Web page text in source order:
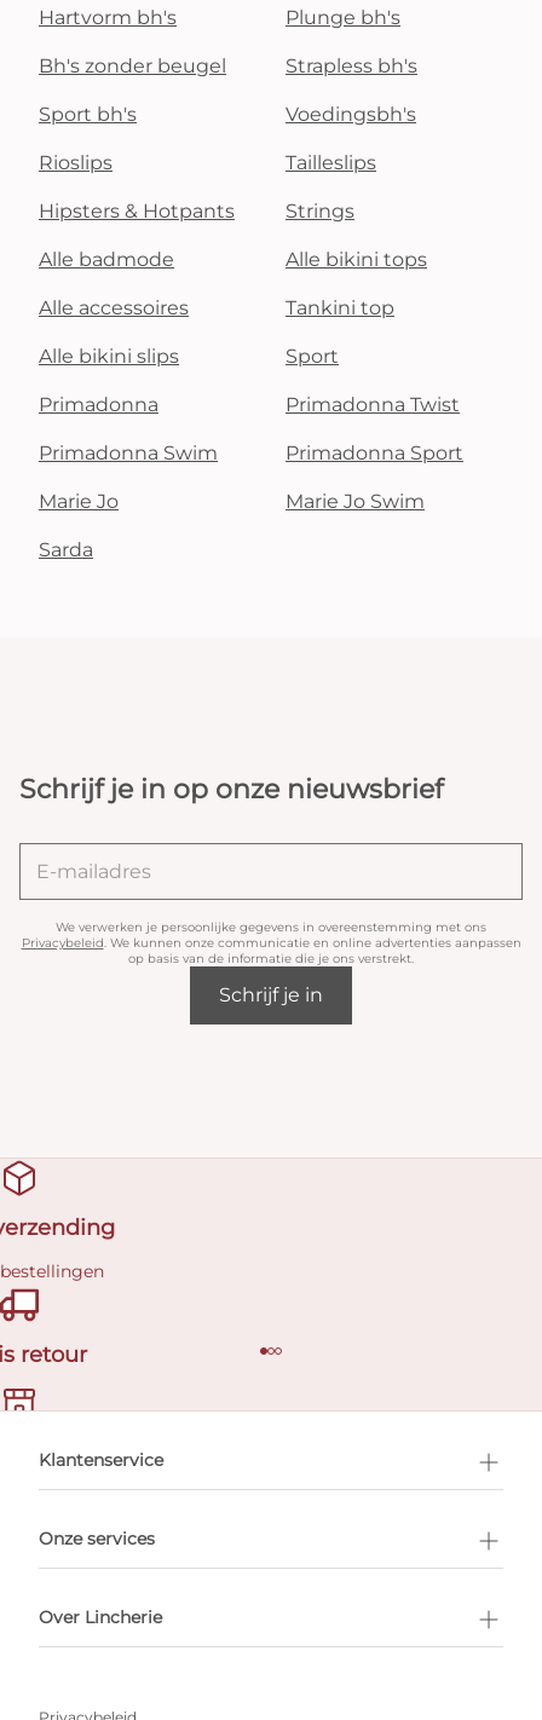
Hartvorm bh's Plunge bh's
Bh's zonder beugel Strapless bh's
Sport bh's Voedingsbh's
Rioslips Tailleslips
Hipsters & Hotpants Strings
Alle badmode Alle bikini tops
Alle accessoires Tankini top
Alle bikini slips Sport
Primadonna Primadonna Twist
Primadonna Swim Primadonna Sport
Marie Jo Marie Jo Swim
Sarda
Schrijf je in op onze nieuwsbrief
We verwerken je persoonlijke gegevens in overeenstemming met ons
Privacybeleid . We kunnen onze communicatie en online advertenties aanpassen
op basis van de informatie die je ons verstrekt.
Schrijf je in
retour
afspraak
Klantenservice
Onze services
Over Lincherie